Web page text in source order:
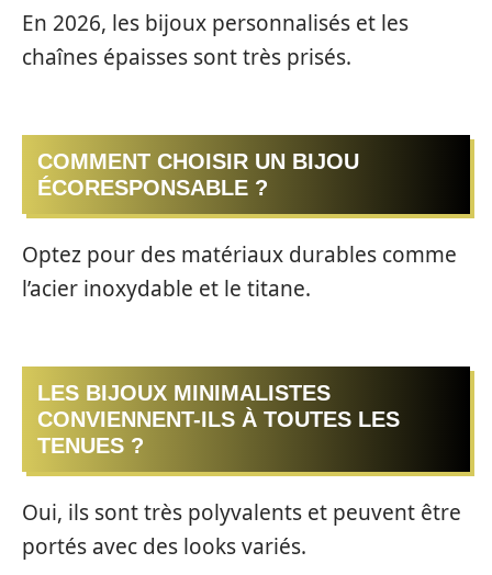
En 2026, les bijoux personnalisés et les
chaînes épaisses sont très prisés.
COMMENT CHOISIR UN BIJOU
ÉCORESPONSABLE ?
Optez pour des matériaux durables comme
l’acier inoxydable et le titane.
LES BIJOUX MINIMALISTES
CONVIENNENT-ILS À TOUTES LES
TENUES ?
Oui, ils sont très polyvalents et peuvent être
portés avec des looks variés.